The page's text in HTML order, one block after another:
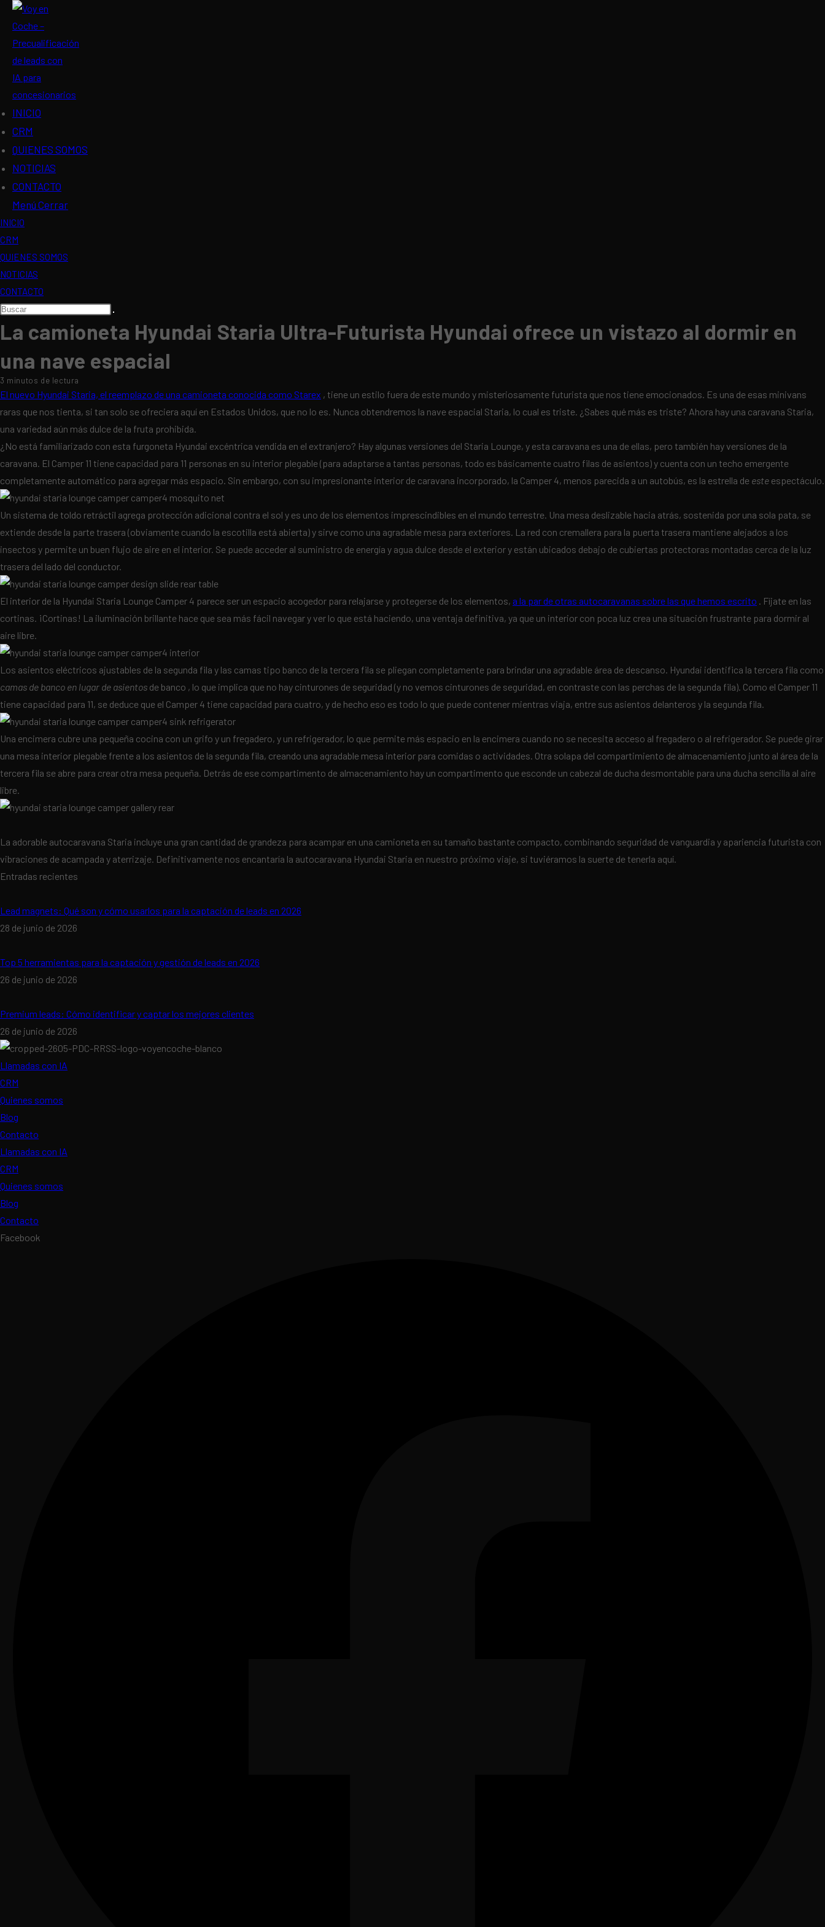
contenido
INICIO
CRM
QUIENES SOMOS
NOTICIAS
CONTACTO
Menú Cerrar
INICIO
CRM
QUIENES SOMOS
NOTICIAS
CONTACTO
Buscar
en
esta
web
La camioneta Hyundai Staria Ultra-Futurista Hyundai ofrece un vistazo al dormir en
una nave espacial
3 minutos de lectura
El nuevo Hyundai Staria, el reemplazo de una camioneta conocida como Starex , tiene un estilo fuera de este mundo y misteriosamente futurista que nos tiene emocionados. Es una de esas minivans
raras que nos tienta, si tan solo se ofreciera aquí en Estados Unidos, que no lo es. Nunca obtendremos la nave espacial Staria, lo cual es triste. ¿Sabes qué más es triste? Ahora hay una caravana Staria,
una variedad aún más dulce de la fruta prohibida.
¿No está familiarizado con esta furgoneta Hyundai excéntrica vendida en el extranjero? Hay algunas versiones del Staria Lounge, y esta caravana es una de ellas, pero también hay versiones de la
caravana. El Camper 11 tiene capacidad para 11 personas en su interior plegable (para adaptarse a tantas personas, todo es básicamente cuatro filas de asientos) y cuenta con un techo emergente
completamente automático para agregar más espacio. Sin embargo, con su impresionante interior de caravana incorporado, la Camper 4, menos parecida a un autobús, es la estrella de este espectáculo.
Un sistema de toldo retráctil agrega protección adicional contra el sol y es uno de los elementos imprescindibles en el mundo terrestre. Una mesa deslizable hacia atrás, sostenida por una sola pata, se
extiende desde la parte trasera (obviamente cuando la escotilla está abierta) y sirve como una agradable mesa para exteriores. La red con cremallera para la puerta trasera mantiene alejados a los
insectos y permite un buen flujo de aire en el interior. Se puede acceder al suministro de energía y agua dulce desde el exterior y están ubicados debajo de cubiertas protectoras montadas cerca de la luz
trasera del lado del conductor.
El interior de la Hyundai Staria Lounge Camper 4 parece ser un espacio acogedor para relajarse y protegerse de los elementos, a la par de otras autocaravanas sobre las que hemos escrito . Fíjate en las
cortinas. ¡Cortinas! La iluminación brillante hace que sea más fácil navegar y ver lo que está haciendo, una ventaja definitiva, ya que un interior con poca luz crea una situación frustrante para dormir al
aire libre.
Los asientos eléctricos ajustables de la segunda fila y las camas tipo banco de la tercera fila se pliegan completamente para brindar una agradable área de descanso. Hyundai identifica la tercera fila como
camas de banco en lugar de asientos de banco , lo que implica que no hay cinturones de seguridad (y no vemos cinturones de seguridad, en contraste con las perchas de la segunda fila). Como el Camper 11
tiene capacidad para 11, se deduce que el Camper 4 tiene capacidad para cuatro, y de hecho eso es todo lo que puede contener mientras viaja, entre sus asientos delanteros y la segunda fila.
Una encimera cubre una pequeña cocina con un grifo y un fregadero, y un refrigerador, lo que permite más espacio en la encimera cuando no se necesita acceso al fregadero o al refrigerador. Se puede girar
una mesa interior plegable frente a los asientos de la segunda fila, creando una agradable mesa interior para comidas o actividades. Otra solapa del compartimiento de almacenamiento junto al área de la
tercera fila se abre para crear otra mesa pequeña. Detrás de ese compartimento de almacenamiento hay un compartimento que esconde un cabezal de ducha desmontable para una ducha sencilla al aire
libre.
La adorable autocaravana Staria incluye una gran cantidad de grandeza para acampar en una camioneta en su tamaño bastante compacto, combinando seguridad de vanguardia y apariencia futurista con
vibraciones de acampada y aterrizaje. Definitivamente nos encantaría la autocaravana Hyundai Staria en nuestro próximo viaje, si tuviéramos la suerte de tenerla aquí.
Entradas recientes
Lead magnets: Qué son y cómo usarlos para la captación de leads en 2026
28 de junio de 2026
Top 5 herramientas para la captación y gestión de leads en 2026
26 de junio de 2026
Premium leads: Cómo identificar y captar los mejores clientes
26 de junio de 2026
Llamadas con IA
CRM
Quienes somos
Blog
Contacto
Llamadas con IA
CRM
Quienes somos
Blog
Contacto
Facebook